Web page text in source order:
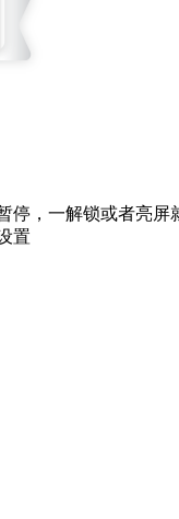
停，一解锁或者亮屏
置